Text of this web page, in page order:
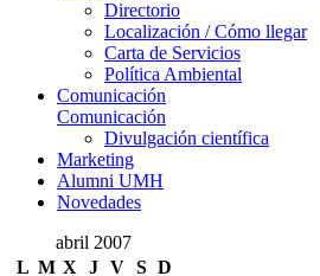
Directorio
Localización / Cómo llegar
Carta de Servicios
Política Ambiental
Comunicación
Comunicación
Divulgación científica
Marketing
Alumni UMH
Novedades
abril 2007
L M X J V S D